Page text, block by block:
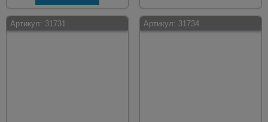
Артикул: 31731 Артикул: 31734